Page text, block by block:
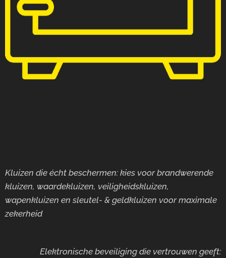
Kluizen die écht beschermen: kies voor brandwerende
kluizen, waardekluizen, veiligheidskluizen,
wapenkluizen en sleutel- & geldkluizen voor maximale
zekerheid
Elektronische beveiliging die vertrouwen geeft: